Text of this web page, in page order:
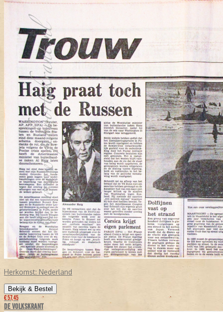
Herkomst: Nederland
Bekijk & Bestel
€ 57,45
DE VOLKSKRANT